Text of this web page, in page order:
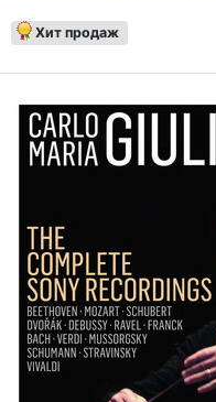
Софи Муттер) и
фортепианного
оперы Превена
Дикинсона".
Хит продаж